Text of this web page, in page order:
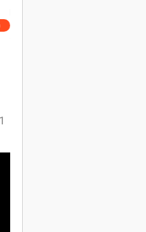
en tant que